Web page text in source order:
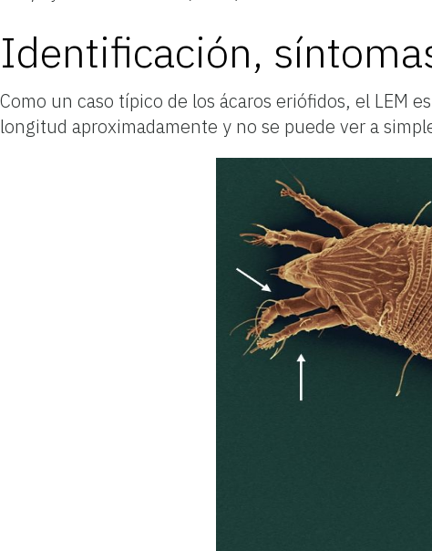
Identificación,
Como un caso típico de los ácaros eriófidos, el LEM
longitud aproximadamente y no se puede ver a